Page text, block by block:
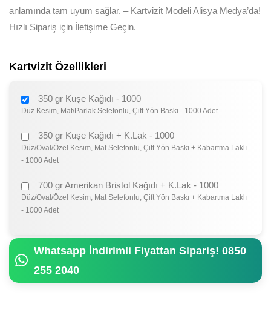
anlamında tam uyum sağlar. – Kartvizit Modeli Alisya Medya’da!
Hızlı Sipariş için İletişime Geçin.
Kartvizit Özellikleri
350 gr Kuşe Kağıdı - 1000
Düz Kesim, Mat/Parlak Selefonlu, Çift Yön Baskı - 1000 Adet
350 gr Kuşe Kağıdı + K.Lak - 1000
Düz/Oval/Özel Kesim, Mat Selefonlu, Çift Yön Baskı + Kabartma Laklı
- 1000 Adet
700 gr Amerikan Bristol Kağıdı + K.Lak - 1000
Düz/Oval/Özel Kesim, Mat Selefonlu, Çift Yön Baskı + Kabartma Laklı
- 1000 Adet
Whatsapp İndirimli Fiyattan Sipariş! 0850
255 2040